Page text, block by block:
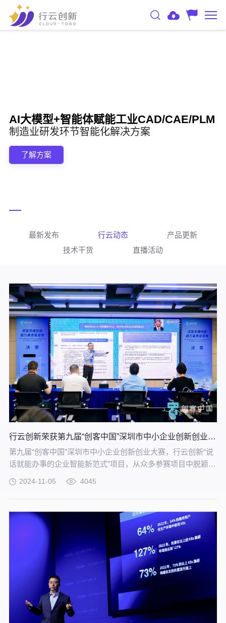
AI大模型+智能体赋能工业CAD/CAE/PLM
制造业研发环节智能化解决方案
了解方案
最新发布 行云动态
产品更新
技术干货
直播活动
行云创新荣获第九届“创客中国”深圳市中小企业创新创业大赛三等奖
第九届“创客中国”深圳市中小企业创新创业大赛，行云创新“说
话就能办事的企业智能新范式”项目，从众多参赛项目中脱颖而
2024-11-05 4045